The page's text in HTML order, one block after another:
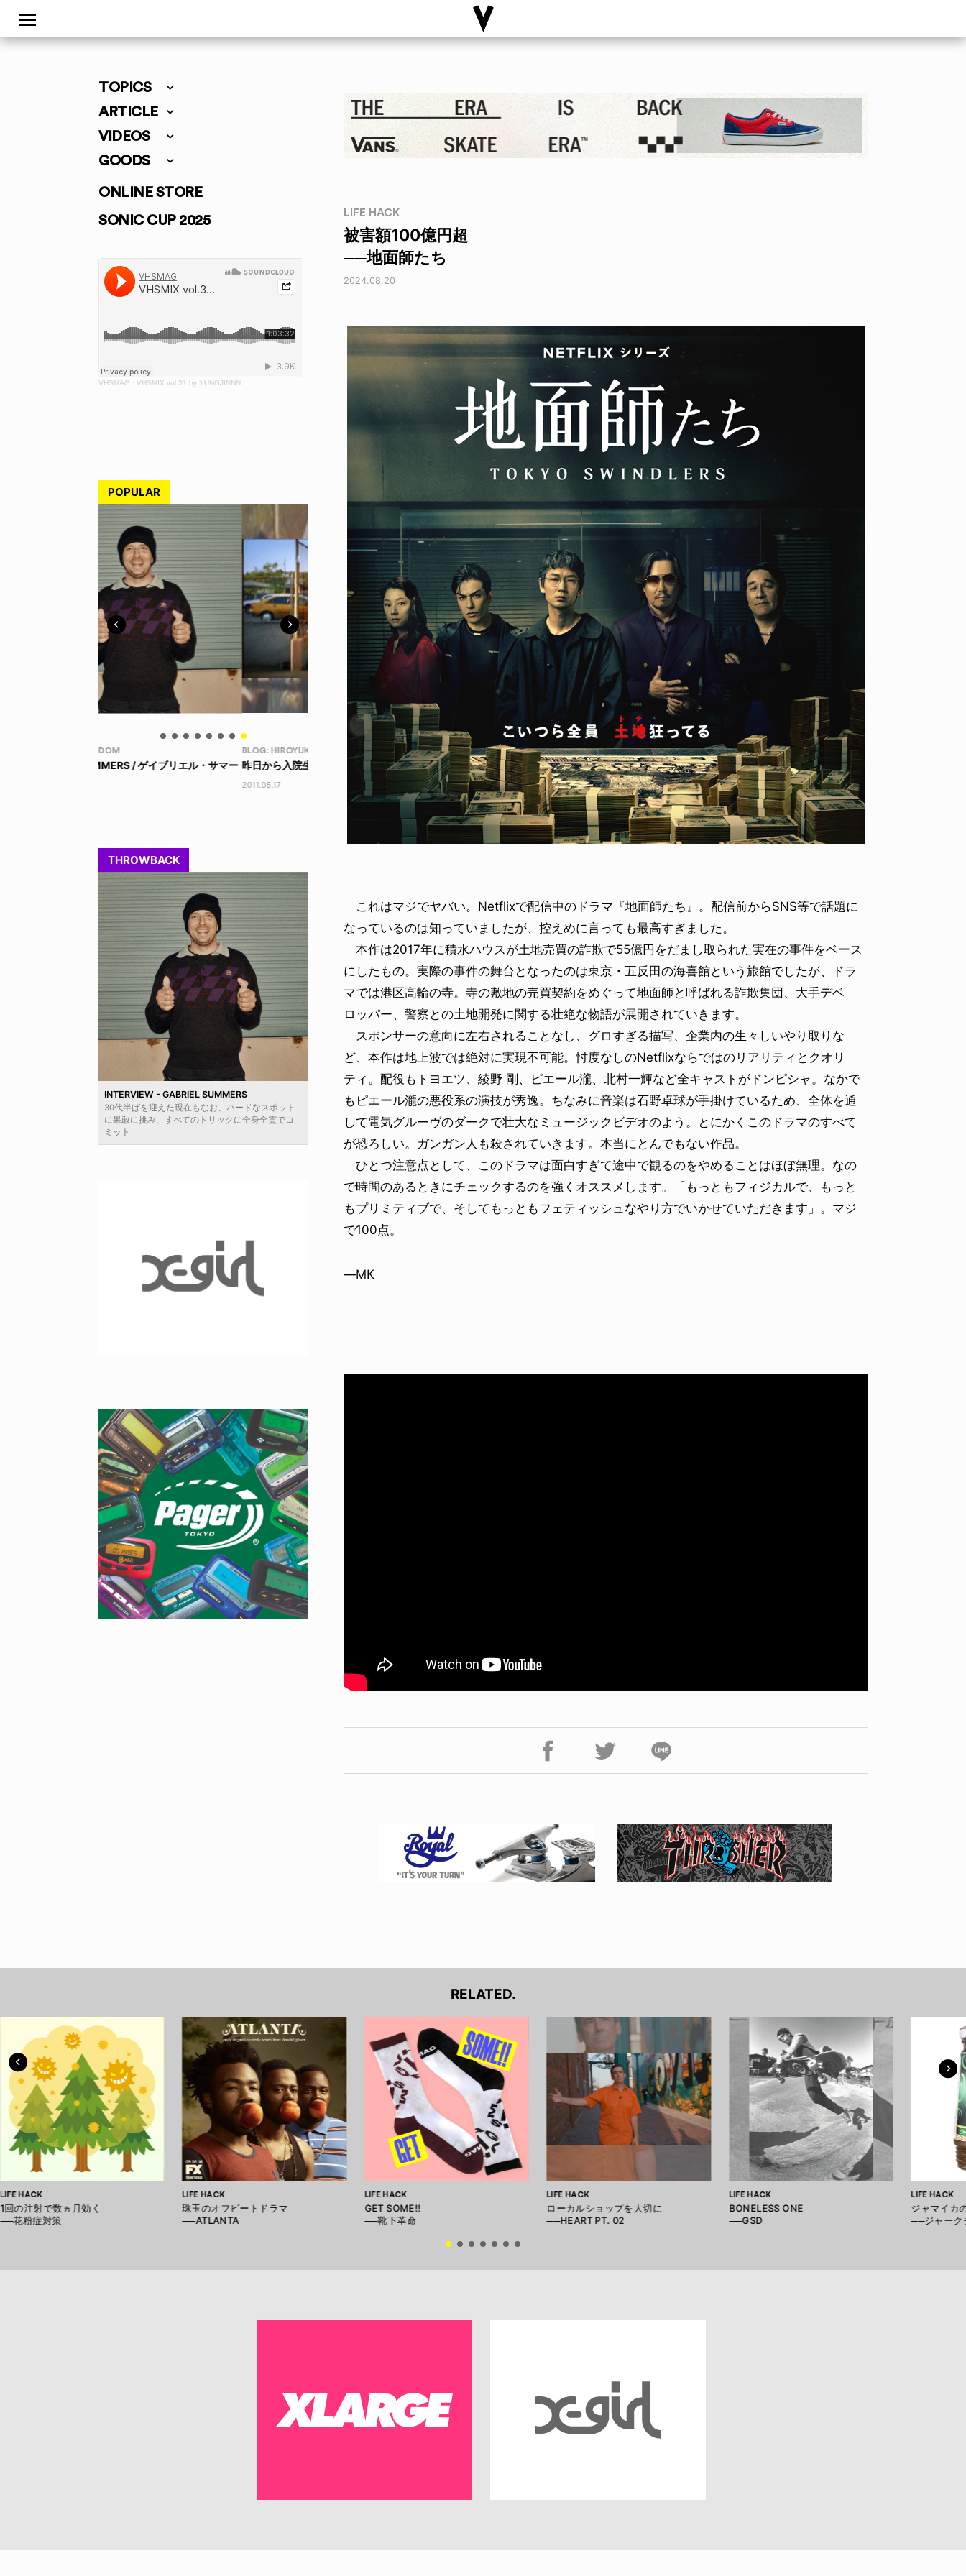
TOPICS
ARTICLE
VIDEOS
GOODS
ONLINE STORE
SONIC CUP 2025
VHSMAG · VHSMIX vol.31 by YUNGJINNN
POPULAR
BLOG: HIROYUKI MATSUO
昨日から入院生活 ED TEMPLETON IN PARIS
THROWBACK
INTERVIEW - GABRIEL SUMMERS
30代半ばを迎えた現在もなお、ハードなスポット
に果敢に挑み、すべてのトリックに全身全霊でコ
ミット
LIFE HACK
被害額100億円超
──地面師たち
2024.08.20
これはマジでヤバい。Netflixで配信中のドラマ『地面師たち』。配信前からSNS等で話題に
なっているのは知っていましたが、控えめに言っても最高すぎました。
本作は2017年に積水ハウスが土地売買の詐欺で55億円をだまし取られた実在の事件をベース
にしたもの。実際の事件の舞台となったのは東京・五反田の海喜館という旅館でしたが、ドラ
マでは港区高輪の寺。寺の敷地の売買契約をめぐって地面師と呼ばれる詐欺集団、大手デベ
ロッパー、警察との土地開発に関する壮絶な物語が展開されていきます。
スポンサーの意向に左右されることなし、グロすぎる描写、企業内の生々しいやり取りな
ど、本作は地上波では絶対に実現不可能。忖度なしのNetflixならではのリアリティとクオリ
ティ。配役もトヨエツ、綾野 剛、ピエール瀧、北村一輝など全キャストがドンピシャ。なかで
もピエール瀧の悪役系の演技が秀逸。ちなみに音楽は石野卓球が手掛けているため、全体を通
して電気グルーヴのダークで壮大なミュージックビデオのよう。とにかくこのドラマのすべて
が恐ろしい。ガンガン人も殺されていきます。本当にとんでもない作品。
ひとつ注意点として、このドラマは面白すぎて途中で観るのをやめることはほぼ無理。なの
で時間のあるときにチェックするのを強くオススメします。「もっともフィジカルで、もっと
もプリミティブで、そしてもっともフェティッシュなやり方でいかせていただきます」。マジ
で100点。
—MK
RELATED.
LIFE HACK
1回の注射で数ヵ月効く
──花粉症対策
LIFE HACK
珠玉のオフビートドラマ
──ATLANTA
LIFE HACK
GET SOME!!
──靴下革命
LIFE HACK
ローカルショップを大切に
──HEART PT. 02
LIFE HACK
BONELESS ONE
──GSD
LIFE HACK
ジャマイカ
──ジャーク